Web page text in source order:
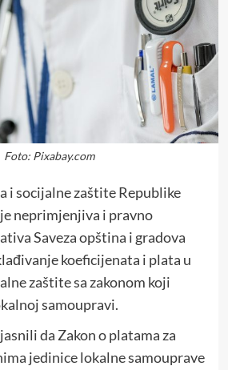
Foto: Pixabay.com
i socijalne zaštite Republike
neprimjenjiva i pravno
Saveza opština i gradova
koeficijenata i plata u
zaštite sa zakonom koji
samoupravi.
da Zakon o platama za
jedinice lokalne samouprave